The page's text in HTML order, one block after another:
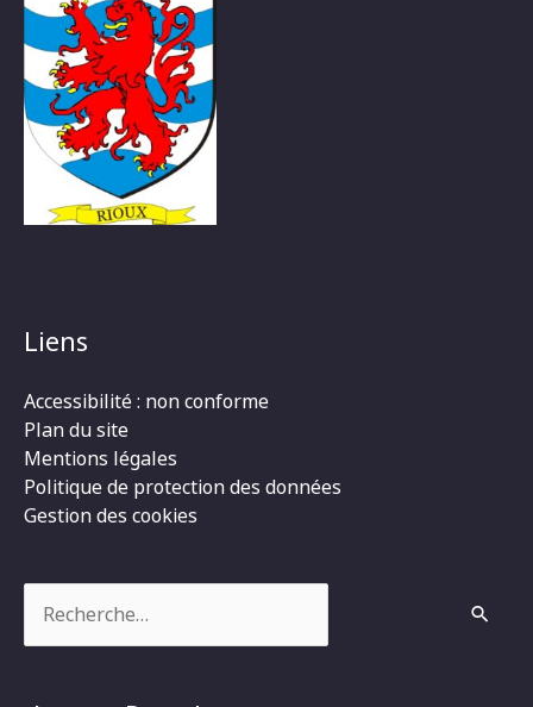
Liens
Accessibilité : non conforme
Plan du site
Mentions légales
Politique de protection des données
Gestion des cookies